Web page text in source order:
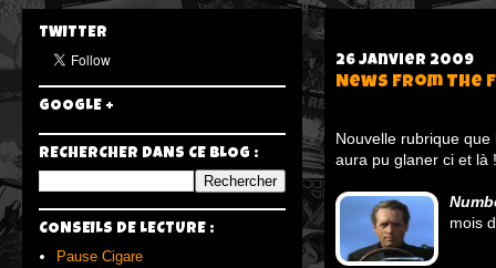
26 janvier 2009
News From The
Nouvelle rubrique
aura pu glaner ci et là !
mois
TWITTER
GOOGLE +
RECHERCHER DANS CE BLOG :
CONSEILS DE LECTURE :
Pause Cigare